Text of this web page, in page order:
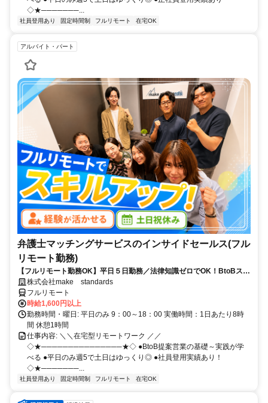
◇★───────...
社員登用あり 固定時間制 フルリモート 在宅OK
アルバイト・パート
弁護士マッチングサービスのインサイドセールス(フル
リモート勤務)
【フルリモート勤務OK】平日５日勤務／法律知識ゼロでOK！BtoBスキ
ルが身につく営業職
株式会社make standards
フルリモート
時給1,600円以上
勤務時間・曜日: 平日のみ 9：00～18：00 実働時間：1日あたり8時
間 休憩1時間
仕事内容: ＼＼在宅型リモートワーク ／／
◇★───────────────★◇ ●BtoB提案営業の基礎～実践が学
べる ●平日のみ週5で土日はゆっくり◎ ●社員登用実績あり！
◇★───────...
社員登用あり 固定時間制 フルリモート 在宅OK